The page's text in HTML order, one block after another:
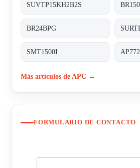
SUVTP15KH2B2S
BR24BPG
SMT1500I
Más artículos de APC →
FORMULARIO DE CONTACTO